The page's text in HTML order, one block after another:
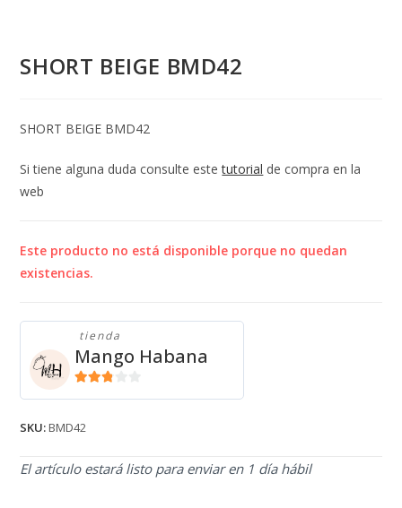
SHORT BEIGE BMD42
SHORT BEIGE BMD42
Si tiene alguna duda consulte estetutorial de compra en la
web
Este producto no está disponible porque no quedan
existencias.
tienda
Mango Habana
SKU:BMD42
El artículo estará listo para enviar en 1 día hábil